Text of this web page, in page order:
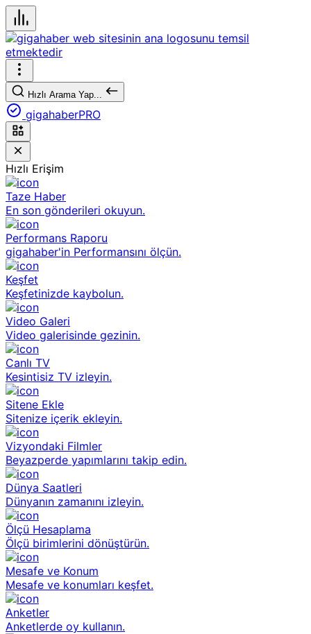
Hızlı Arama Yap...
gigahaberPRO
Hızlı Erişim
Taze Haber
En son gönderileri okuyun.
Performans Raporu
gigahaber'in Performansını ölçün.
Keşfet
Keşfetinizde kaybolun.
Video Galeri
Video galerisinde gezinin.
Canlı TV
Kesintisiz TV izleyin.
Sitene Ekle
Sitenize içerik ekleyin.
Vizyondaki Filmler
Beyazperde yapımlarını takip edin.
Dünya Saatleri
Dünyanın zamanını izleyin.
Ölçü Hesaplama
Ölçü birimlerini dönüştürün.
Mesafe ve Konum
Mesafe ve konumları keşfet.
Anketler
Anketlerde oy kullanın.